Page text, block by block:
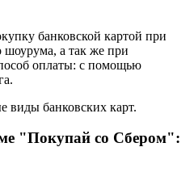
банковской картой при
шоурума, а так же при
оплаты: с помощью
виды банковских карт.
"Покупай со Сбером":